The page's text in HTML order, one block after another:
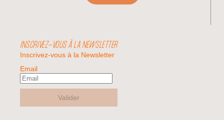
INSCRIVEZ-VOUS À LA NEWSLETTER
Inscrivez-vous à la Newsletter
Email
Valider